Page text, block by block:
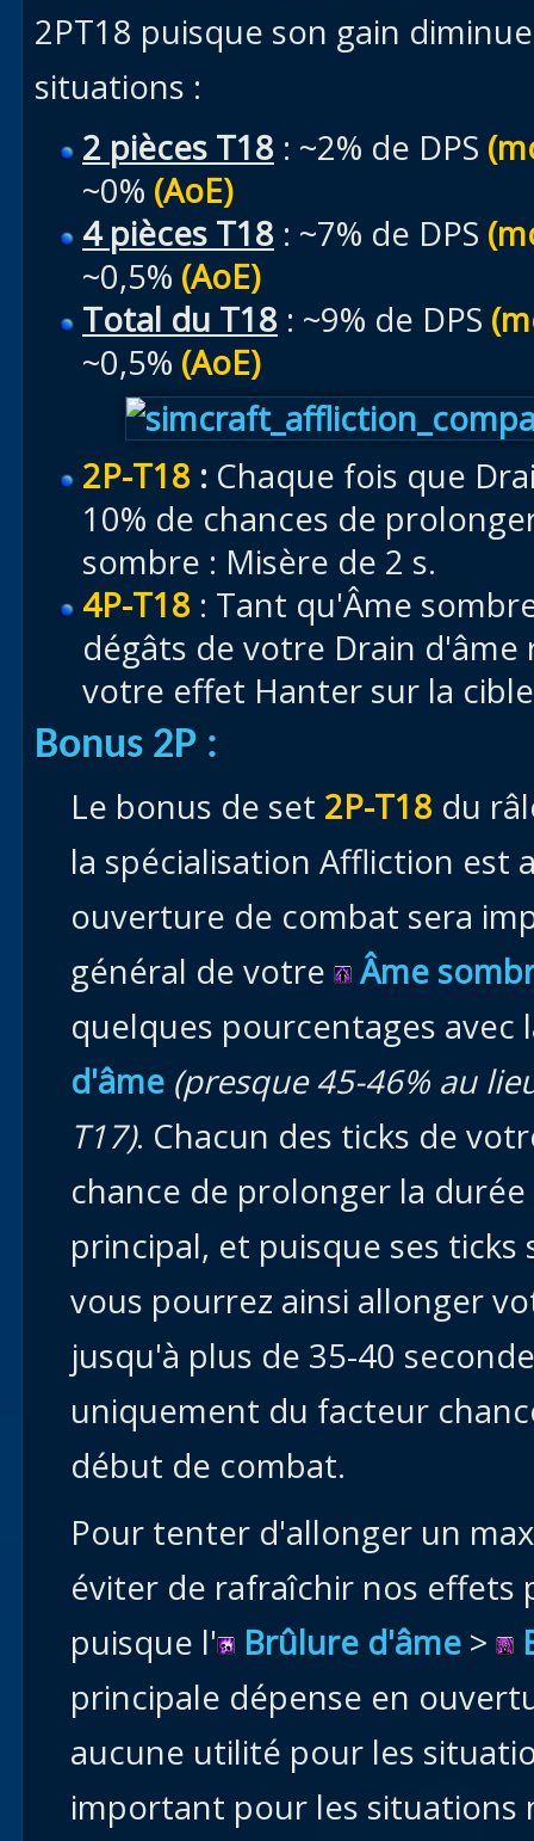
2PT18 puisque son gain
situations :
2 pièces T18 : ~2% de DPS
~0% (AoE)
4 pièces T18 : ~7% de DPS
~0,5% (AoE)
Total du T18 : ~9% de DPS
~0,5% (AoE)
2P-T18 : Chaque fois que
10% de chances de
sombre : Misère de 2 s.
4P-T18 : Tant qu'Âme
dégâts de votre Drain
votre effet Hanter sur la
Bonus 2P :
Le bonus de set 2P-T18 du
la spécialisation Affliction est
ouverture de combat sera
général de votre
Âme
quelques pourcentages avec
d'âme (presque 45-46% au
T17). Chacun des ticks de
chance de prolonger la
principal, et puisque ses
vous pourrez ainsi allonger
jusqu'à plus de 35-40
uniquement du facteur
début de combat.
Pour tenter d'allonger un
éviter de rafraîchir nos
puisque l'
Brûlure d'âme >
principale dépense en
aucune utilité pour les
important pour les situations